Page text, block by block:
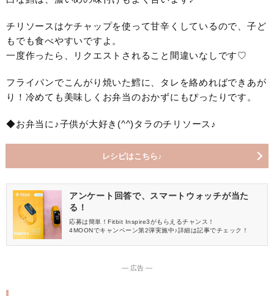
チリソースはケチャップを使って甘辛くしているので、子ど
もでも食べやすいですよ。
一度作ったら、リクエストされること間違いなしです♡
フライパンでこんがり焼いた鱈に、タレを絡めればできあが
り！冷めても美味しくお弁当のおかずにもぴったりです。
◆お弁当に♪子供が大好き(^^)タラのチリソース♪
レシピはこちら♪
アンケート回答で、スマートウォッチが当た
る！
応募は簡単！Fitbit Inspire3がもらえるチャンス！
4MOONでキャンペーン第2弾実施中♪詳細は記事でチェック！
― 広告 ―